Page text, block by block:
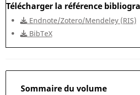
Télécharger la référence
Endnote/Zotero/Mendeley (RIS)
BibTeX
Sommaire du volume